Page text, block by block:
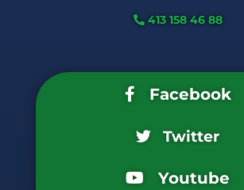
413 158 46 88
Facebook
Twitter
Youtube